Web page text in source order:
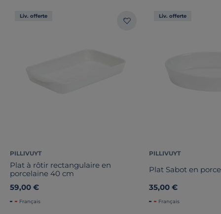
Liv. offerte
PILLIVUYT
Plat à rôtir rectangulaire en
porcelaine 40 cm
59,00 €
Français
Liv. offerte
PILLIVUYT
Plat Sabot en
35,00 €
Français